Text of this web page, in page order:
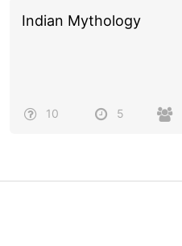
Indian Mythology
10 5